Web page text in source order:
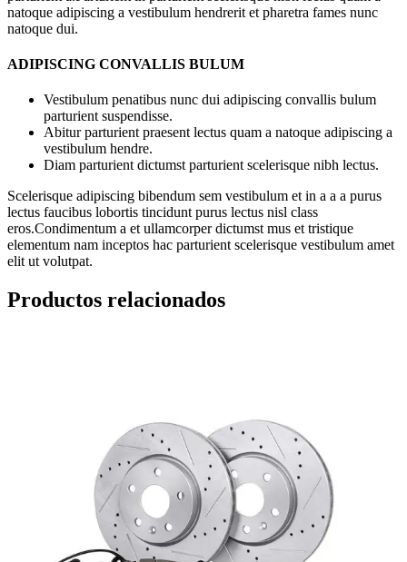
natoque adipiscing a vestibulum hendrerit et pharetra fames nunc
natoque dui.
ADIPISCING CONVALLIS BULUM
Vestibulum penatibus nunc dui adipiscing convallis bulum
parturient suspendisse.
Abitur parturient praesent lectus quam a natoque adipiscing a
vestibulum hendre.
Diam parturient dictumst parturient scelerisque nibh lectus.
Scelerisque adipiscing bibendum sem vestibulum et in a a a purus
lectus faucibus lobortis tincidunt purus lectus nisl class
eros.Condimentum a et ullamcorper dictumst mus et tristique
elementum nam inceptos hac parturient scelerisque vestibulum amet
elit ut volutpat.
Productos relacionados